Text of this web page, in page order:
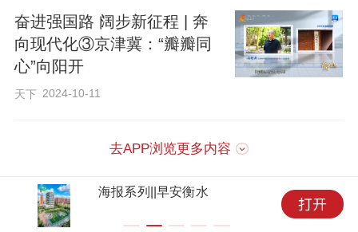
奋进强国路 阔步新征程 | 奔
向现代化③京津冀：“瓣瓣同
心”向阳开
天下 2024-10-11
去APP浏览更多内容
海报系列||早安衡水